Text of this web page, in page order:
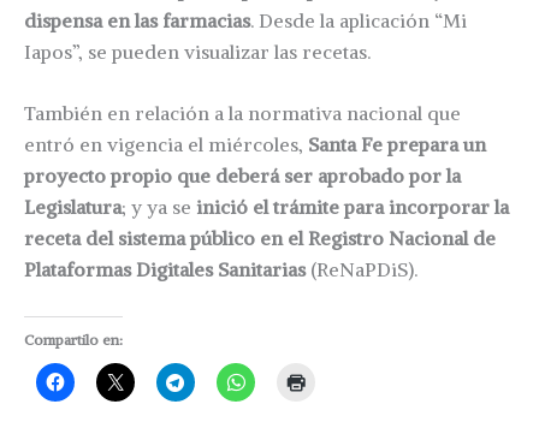
dispensa en las farmacias. Desde la aplicación “Mi
Iapos”, se pueden visualizar las recetas.
También en relación a la normativa nacional que
entró en vigencia el miércoles, Santa Fe prepara un
proyecto propio que deberá ser aprobado por la
Legislatura; y ya se inició el trámite para incorporar la
receta del sistema público en el Registro Nacional de
Plataformas Digitales Sanitarias (ReNaPDiS).
Compartilo en: